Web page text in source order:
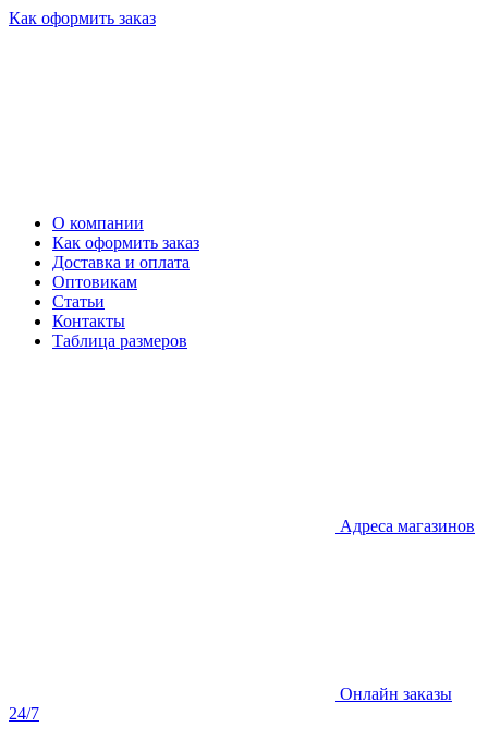
Как оформить заказ
О компании
Как оформить заказ
Доставка и оплата
Оптовикам
Статьи
Контакты
Таблица размеров
Адреса магазинов
Онлайн заказы
24/7